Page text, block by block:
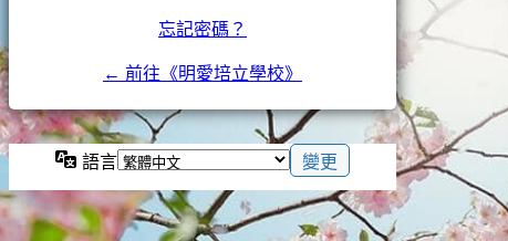
忘記密碼？
← 前往《明愛培立學校》
語言